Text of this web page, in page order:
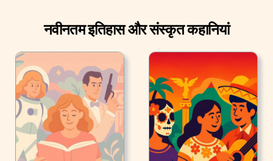
नवीनतम इतिहास और संस्कृत कहानियां